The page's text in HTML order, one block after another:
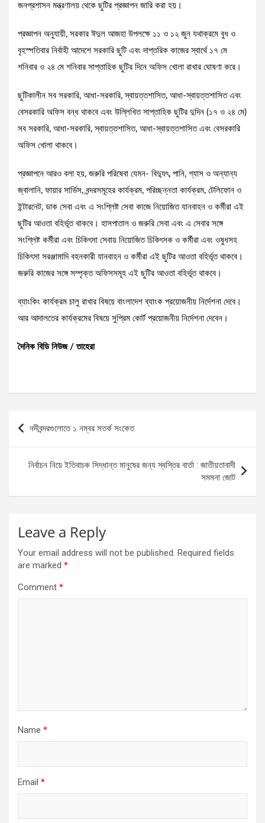
জনপ্রশাসন মন্ত্রণালয় থেকে ছুটির প্রজ্ঞাপন জারি করা হয়।
প্রজ্ঞাপন অনুযায়ী, সরকার ঈদুল আজহা উপলক্ষে ১১ ও ১২ জুন যথাক্রমে বুধ ও
বৃহস্পতিবার নির্বাহী আদেশে সরকারি ছুটি এবং দাপ্তরিক কাজের স্বার্থে ১৭ মে
শনিবার ও ২৪ মে শনিবার সাপ্তাহিক ছুটির দিনে অফিস খোলা রাখার ঘোষণা করে।
ছুটিকালীন সব সরকারি, আধা-সরকারি, স্বায়ত্তশাসিত, আধা-স্বায়ত্তশাসিত এবং
বেসরকারি অফিস বন্ধ থাকবে এবং উল্লিখিত সাপ্তাহিক ছুটির দুদিন (১৭ ও ২৪ মে)
সব সরকারি, আধা-সরকারি, স্বায়ত্তশাসিত, আধা-স্বায়ত্তশাসিত এবং বেসরকারি
অফিস খোলা থাকবে।
প্রজ্ঞাপনে আরও বলা হয়, জরুরি পরিষেবা যেমন- বিদ্যুৎ, পানি, গ্যাস ও অন্যান্য
জ্বালানি, ফায়ার সার্ভিস, বন্দরসমূহের কার্যক্রম, পরিচ্ছন্নতা কার্যক্রম, টেলিফোন ও
ইন্টারনেট, ডাক সেবা এবং এ সংশ্লিষ্ট সেবা কাজে নিয়োজিত যানবাহন ও কর্মীরা এই
ছুটির আওতা বহির্ভূত থাকবে। হাসপাতাল ও জরুরি সেবা এবং এ সেবার সঙ্গে
সংশ্লিষ্ট কর্মীরা এবং চিকিৎসা সেবায় নিয়োজিত চিকিৎসক ও কর্মীরা এবং ওষুধসহ
চিকিৎসা সরঞ্জামাদি বহনকারী যানবাহন ও কর্মীরা এই ছুটির আওতা বহির্ভূত থাকবে।
জরুরি কাজের সঙ্গে সম্পৃক্ত অফিসসমূহ এই ছুটির আওতা বহির্ভূত থাকবে।
ব্যাংকিং কার্যক্রম চালু রাখার বিষয়ে বাংলাদেশ ব্যাংক প্রয়োজনীয় নির্দেশনা দেবে।
আর আদালতের কার্যক্রমের বিষয়ে সুপ্রিম কোর্ট প্রয়োজনীয় নির্দেশনা দেবেন।
দৈনিক বিডি নিউজ / তাহেরা
Post
navigation
নদীবন্দরগুলোতে ১ নম্বর সতর্ক সংকেত
নির্বাচন নিয়ে ইতিবাচক সিদ্ধান্ত মানুষের জন্য স্বস্তির বার্তা : জাতীয়তাবাদী
সমমনা জোট
Leave a Reply
Your email address will not be published. Required fields
are marked *
Comment *
Name *
Email *